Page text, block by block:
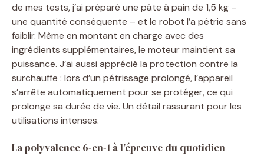
de mes tests, j’ai préparé une pâte à pain de 1,5 kg –
une quantité conséquente – et le robot l’a pétrie sans
faiblir. Même en montant en charge avec des
ingrédients supplémentaires, le moteur maintient sa
puissance. J’ai aussi apprécié la protection contre la
surchauffe : lors d’un pétrissage prolongé, l’appareil
s’arrête automatiquement pour se protéger, ce qui
prolonge sa durée de vie. Un détail rassurant pour les
utilisations intenses.
La polyvalence 6-en-1 à l’épreuve du quotidien